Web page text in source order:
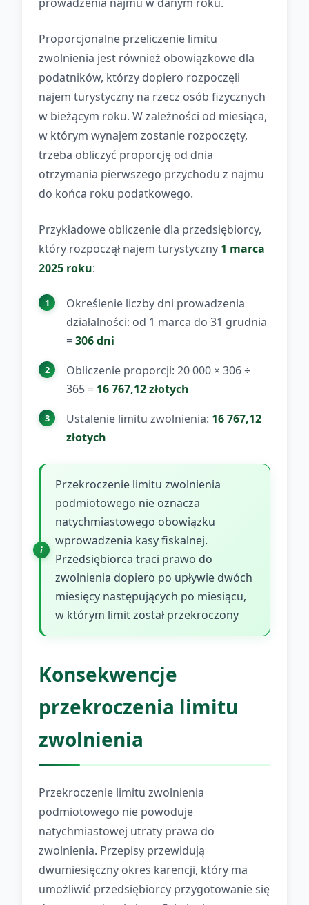
Proporcjonalne przeliczenie limitu
zwolnienia jest również obowiązkowe dla
podatników, którzy dopiero rozpoczęli
najem turystyczny na rzecz osób fizycznych
w bieżącym roku. W zależności od miesiąca,
w którym wynajem zostanie rozpoczęty,
trzeba obliczyć proporcję od dnia
otrzymania pierwszego przychodu z najmu
do końca roku podatkowego.
Przykładowe obliczenie dla przedsiębiorcy,
który rozpoczął najem turystyczny 1 marca
2025 roku:
Określenie liczby dni prowadzenia
działalności: od 1 marca do 31 grudnia
=306 dni
Obliczenie proporcji: 20 000 × 306 ÷
365 = 16 767,12 złotych
Ustalenie limitu zwolnienia: 16 767,12
złotych
Przekroczenie limitu zwolnienia
podmiotowego nie oznacza
natychmiastowego obowiązku
wprowadzenia kasy fiskalnej.
Przedsiębiorca traci prawo do
zwolnienia dopiero po upływie dwóch
miesięcy następujących po miesiącu,
w którym limit został przekroczony
Konsekwencje
przekroczenia limitu
zwolnienia
Przekroczenie limitu zwolnienia
podmiotowego nie powoduje
natychmiastowej utraty prawa do
zwolnienia. Przepisy przewidują
dwumiesięczny okres karencji, który ma
umożliwić przedsiębiorcy przygotowanie się